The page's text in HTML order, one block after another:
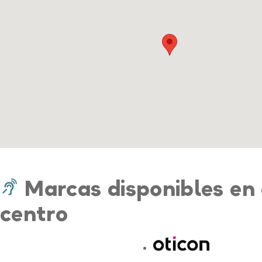
Marcas disponibles
centro